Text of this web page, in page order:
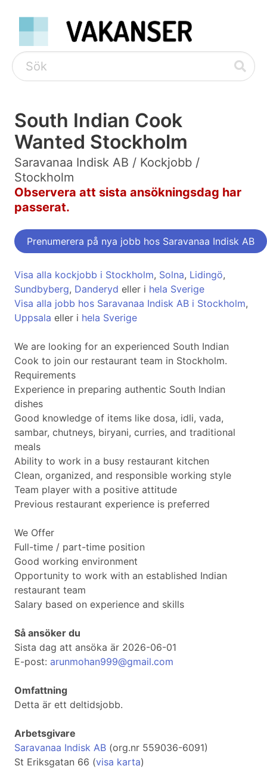
South Indian Cook
Wanted Stockholm
Saravanaa Indisk AB / Kockjobb /
Stockholm
Observera att sista ansökningsdag har
passerat.
Prenumerera på nya jobb hos Saravanaa Indisk AB
Visa alla kockjobb i Stockholm, Solna, Lidingö,
Sundbyberg, Danderyd eller i hela Sverige
Visa alla jobb hos Saravanaa Indisk AB i Stockholm,
Uppsala eller i hela Sverige
We are looking for an experienced South Indian
Cook to join our restaurant team in Stockholm.
Requirements
Experience in preparing authentic South Indian
dishes
Good knowledge of items like dosa, idli, vada,
sambar, chutneys, biryani, curries, and traditional
meals
Ability to work in a busy restaurant kitchen
Clean, organized, and responsible working style
Team player with a positive attitude
Previous restaurant experience is preferred
We Offer
Full-time / part-time position
Good working environment
Opportunity to work with an established Indian
restaurant team
Salary based on experience and skills
Så ansöker du
Sista dag att ansöka är 2026-06-01
E-post: arunmohan999@gmail.com
Omfattning
Detta är ett deltidsjobb.
Arbetsgivare
Saravanaa Indisk AB (org.nr 559036-6091)
St Eriksgatan 66 (visa karta)